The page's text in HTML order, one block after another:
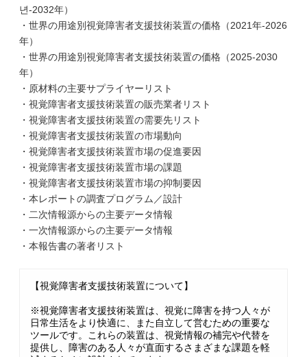
년-2032年）
・世界の用途別視覚障害者支援技術装置の価格（2021年-2026
年）
・世界の用途別視覚障害者支援技術装置の価格（2025-2030
年）
・原材料の主要サプライヤーリスト
・視覚障害者支援技術装置の販売業者リスト
・視覚障害者支援技術装置の需要先リスト
・視覚障害者支援技術装置の市場動向
・視覚障害者支援技術装置市場の促進要因
・視覚障害者支援技術装置市場の課題
・視覚障害者支援技術装置市場の抑制要因
・本レポートの調査プログラム／設計
・二次情報源からの主要データ情報
・一次情報源からの主要データ情報
・本報告書の著者リスト
【視覚障害者支援技術装置について】
※視覚障害者支援技術装置は、視覚に障害を持つ人々が
日常生活をより快適に、また自立して営むための重要な
ツールです。これらの装置は、視覚情報の補完や代替を
提供し、障害のある人々が直面するさまざまな課題を軽